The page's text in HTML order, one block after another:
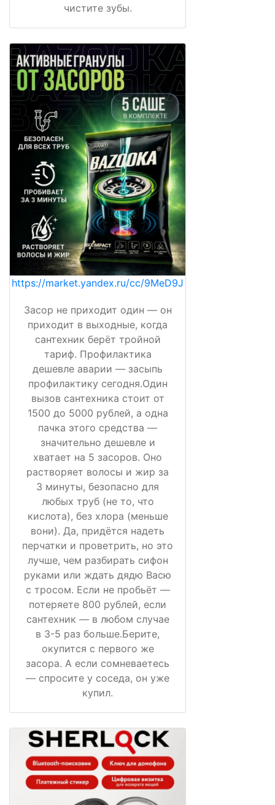
чистите зубы.
https://market.yandex.ru/cc/9MeD9J
Засор не приходит один — он
приходит в выходные, когда
сантехник берёт тройной
тариф. Профилактика
дешевле аварии — засыпь
профилактику сегодня.Один
вызов сантехника стоит от
1500 до 5000 рублей, а одна
пачка этого средства —
значительно дешевле и
хватает на 5 засоров. Оно
растворяет волосы и жир за
3 минуты, безопасно для
любых труб (не то, что
кислота), без хлора (меньше
вони). Да, придётся надеть
перчатки и проветрить, но это
лучше, чем разбирать сифон
руками или ждать дядю Васю
с тросом. Если не пробьёт —
потеряете 800 рублей, если
сантехник — в любом случае
в 3-5 раз больше.Берите,
окупится с первого же
засора. А если сомневаетесь
— спросите у соседа, он уже
купил.